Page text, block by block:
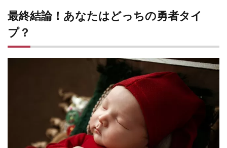
最終結論！あなたはどっちの勇者タイ
プ？